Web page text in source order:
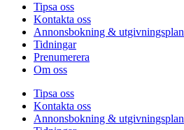
Tipsa oss
Kontakta oss
Annonsbokning & utgivningsplan
Tidningar
Prenumerera
Om oss
Tipsa oss
Kontakta oss
Annonsbokning & utgivningsplan